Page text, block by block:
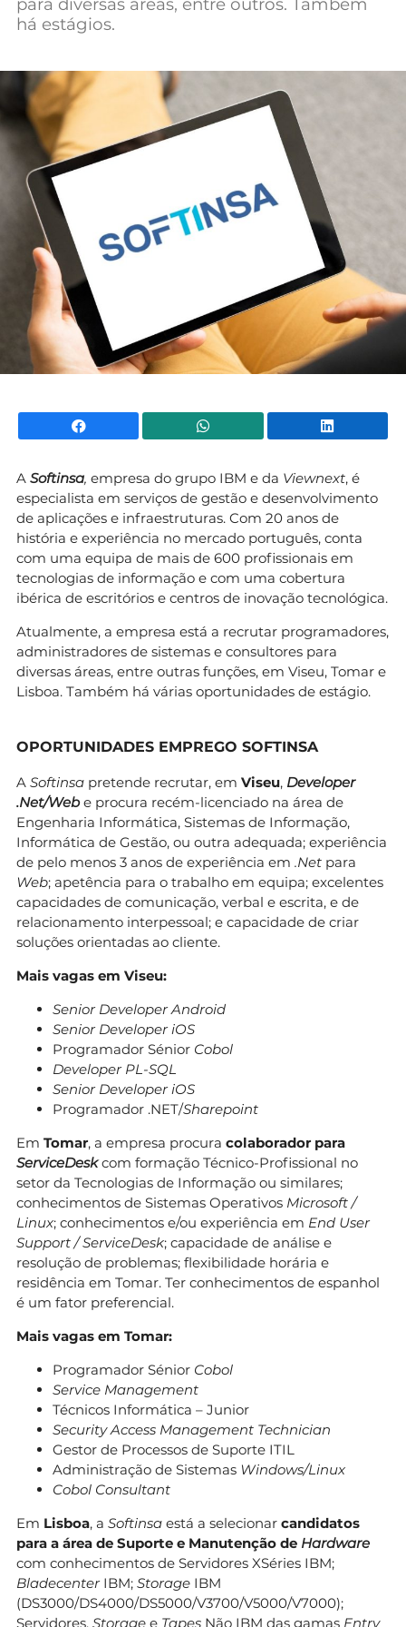
Mundial 2026
há estágios.
Facebook WhatsApp
A Softinsa, empresa do grupo IBM e da Viewnext, é
especialista em serviços de gestão e desenvolvimento
de aplicações e infraestruturas. Com 20 anos de
história e experiência no mercado português, conta
com uma equipa de mais de 600 profissionais em
tecnologias de informação e com uma cobertura
ibérica de escritórios e centros de inovação tecnológica.
Atualmente, a empresa está a recrutar programadores,
administradores de sistemas e consultores para
diversas áreas, entre outras funções, em Viseu, Tomar e
Lisboa. Também há várias oportunidades de estágio.
OPORTUNIDADES EMPREGO SOFTINSA
A Softinsa pretende recrutar, em Viseu, Developer
.Net/Webe procura recém-licenciado na área de
Engenharia Informática, Sistemas de Informação,
Informática de Gestão, ou outra adequada; experiência
de pelo menos 3 anos de experiência em .Net para
Web; apetência para o trabalho em equipa; excelentes
capacidades de comunicação, verbal e escrita, e de
relacionamento interpessoal; e capacidade de criar
soluções orientadas ao cliente.
Mais vagas em Viseu:
Senior Developer Android
Senior Developer iOS
Programador Sénior Cobol
Developer PL-SQL
Senior Developer iOS
Programador .NET/Sharepoint
Em Tomar, a empresa procura colaborador para
ServiceDeskcom formação Técnico-Profissional no
setor da Tecnologias de Informação ou similares;
conhecimentos de Sistemas Operativos Microsoft /
Linux; conhecimentos e/ou experiência em End User
Support / ServiceDesk; capacidade de análise e
resolução de problemas; flexibilidade horária e
residência em Tomar. Ter conhecimentos de espanhol
é um fator preferencial.
Mais vagas em Tomar:
Programador Sénior Cobol
Service Management
Técnicos Informática – Junior
Security Access Management Technician
Gestor de Processos de Suporte ITIL
Administração de Sistemas Windows/Linux
Cobol Consultant
Em Lisboa, a Softinsa está a selecionar candidatos
para a área de Suporte e Manutenção de Hardware
com conhecimentos de Servidores XSéries IBM;
BladecenterIBM; Storage IBM
(DS3000/DS4000/DS5000/V3700/V5000/V7000);
Servidores, Storage e Tapes Não IBM das gamas Entry